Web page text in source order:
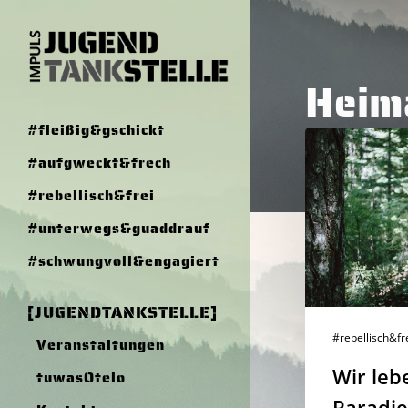
main
content
#fleißig&gschickt
#aufgweckt&frech
#rebellisch&frei
#unterwegs&guaddrauf
#schwungvoll&engagiert
[JUGENDTANKSTELLE]
Veranstaltungen
tuwasOtelo
Wir
leben
in
einem
Paradies!
Wir